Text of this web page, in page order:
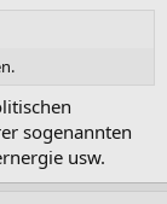
sogenannten
usw.